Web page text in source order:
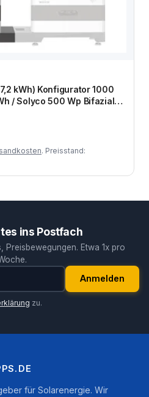
kWh) Konfigurator 1000
/ Solyco 500 Wp Bifazial /
. Preisstand:
ins Postfach
Preisbewegungen. Etwa 1x pro
Anmelden
zu.
für Solarenergie. Wir